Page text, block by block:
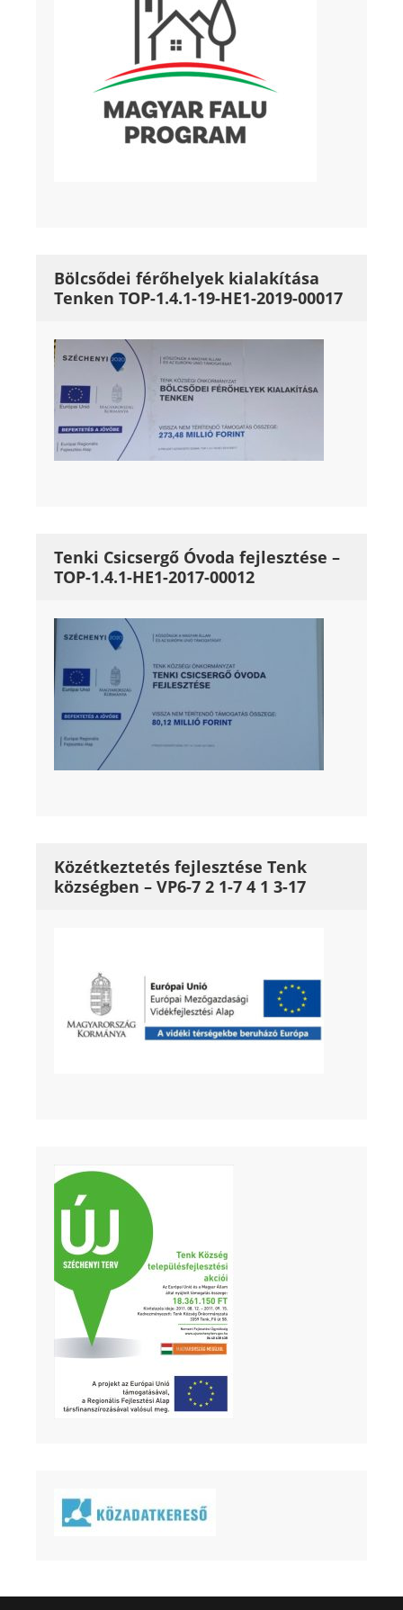
Bölcsődei férőhelyek kialakítása
Tenken TOP-1.4.1-19-HE1-2019-00017
Tenki Csicsergő Óvoda fejlesztése –
TOP-1.4.1-HE1-2017-00012
Közétkeztetés fejlesztése Tenk
községben – VP6-7 2 1-7 4 1 3-17